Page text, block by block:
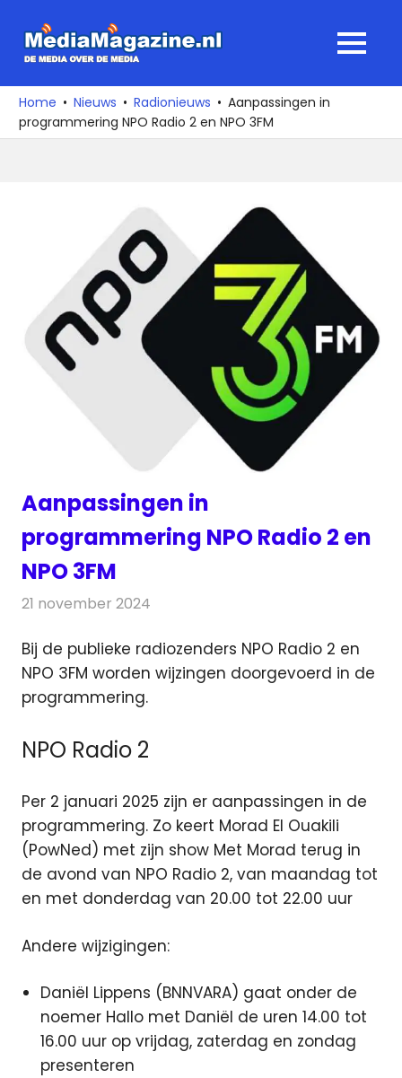
naar
media
over
de
MENU
Home Nieuws Radionieuws
Aanpassingen in
programmering NPO Radio 2 en NPO 3FM
Aanpassingen in
programmering NPO Radio 2 en
NPO 3FM
21 november 2024
Bij de publieke radiozenders NPO Radio 2 en
NPO 3FM worden wijzingen doorgevoerd in de
programmering.
NPO Radio 2
Per 2 januari 2025 zijn er aanpassingen in de
programmering. Zo keert Morad El Ouakili
(PowNed) met zijn show Met Morad terug in
de avond van NPO Radio 2, van maandag tot
en met donderdag van 20.00 tot 22.00 uur
Andere wijzigingen:
Daniël Lippens (BNNVARA) gaat onder de
noemer Hallo met Daniël de uren 14.00 tot
16.00 uur op vrijdag, zaterdag en zondag
presenteren